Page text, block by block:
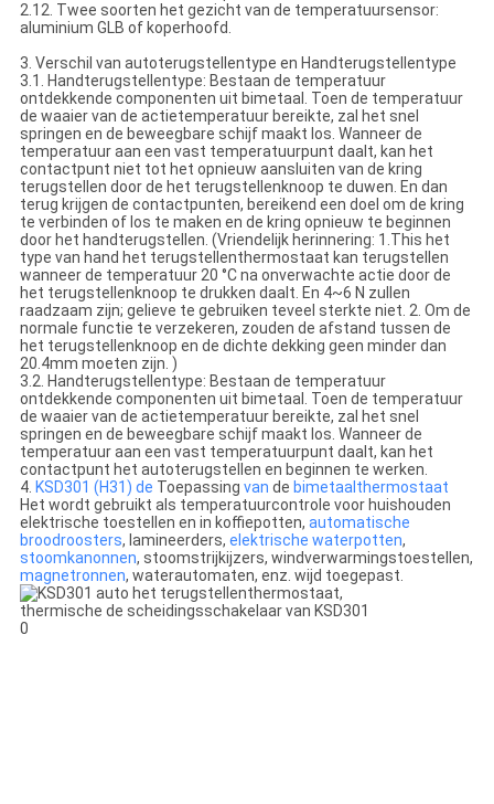
2.12. Twee soorten het gezicht van de temperatuursensor:
aluminium GLB of koperhoofd.
3. Verschil van autoterugstellentype en Handterugstellentype
3.1. Handterugstellentype: Bestaan de temperatuur
ontdekkende componenten uit bimetaal. Toen de temperatuur
de waaier van de actietemperatuur bereikte, zal het snel
springen en de beweegbare schijf maakt los. Wanneer de
temperatuur aan een vast temperatuurpunt daalt, kan het
contactpunt niet tot het opnieuw aansluiten van de kring
terugstellen door de het terugstellenknoop te duwen. En dan
terug krijgen de contactpunten, bereikend een doel om de kring
te verbinden of los te maken en de kring opnieuw te beginnen
door het handterugstellen. (Vriendelijk herinnering: 1.This het
type van hand het terugstellenthermostaat kan terugstellen
wanneer de temperatuur 20 °C na onverwachte actie door de
het terugstellenknoop te drukken daalt. En 4~6 N zullen
raadzaam zijn; gelieve te gebruiken teveel sterkte niet. 2. Om de
normale functie te verzekeren, zouden de afstand tussen de
het terugstellenknoop en de dichte dekking geen minder dan
20.4mm moeten zijn. )
3.2. Handterugstellentype: Bestaan de temperatuur
ontdekkende componenten uit bimetaal. Toen de temperatuur
de waaier van de actietemperatuur bereikte, zal het snel
springen en de beweegbare schijf maakt los. Wanneer de
temperatuur aan een vast temperatuurpunt daalt, kan het
contactpunt het autoterugstellen en beginnen te werken.
4. KSD301 (H31) de Toepassing van de bimetaalthermostaat
Het wordt gebruikt als temperatuurcontrole voor huishouden
elektrische toestellen en in koffiepotten, automatische
broodroosters, lamineerders, elektrische waterpotten,
stoomkanonnen, stoomstrijkijzers, windverwarmingstoestellen,
magnetronnen, waterautomaten, enz. wijd toegepast.